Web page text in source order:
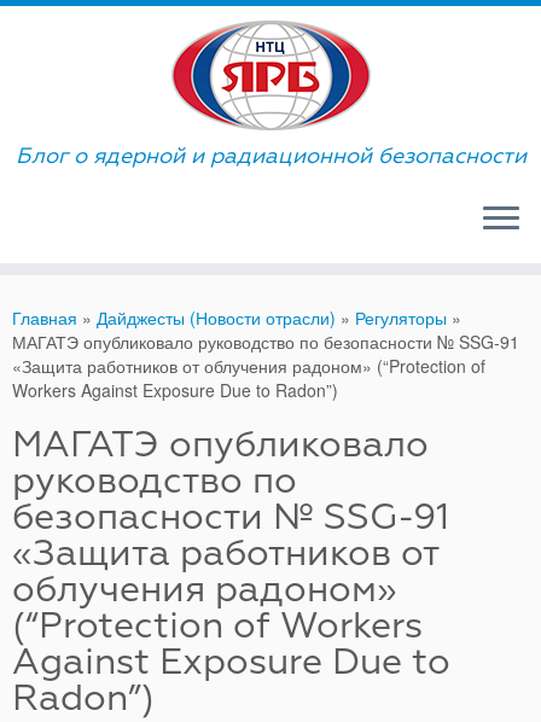
Skip
Блог о ядерной и радиационной безопасности
Главная » Дайджесты (Новости отрасли) » Регуляторы »
МАГАТЭ опубликовало руководство по безопасности № SSG-91
«Защита работников от облучения радоном» (“Protection of
Workers Against Exposure Due to Radon”)
МАГАТЭ опубликовало
руководство по
безопасности № SSG-91
«Защита работников от
облучения радоном»
(“Protection of Workers
Against Exposure Due to
Radon”)